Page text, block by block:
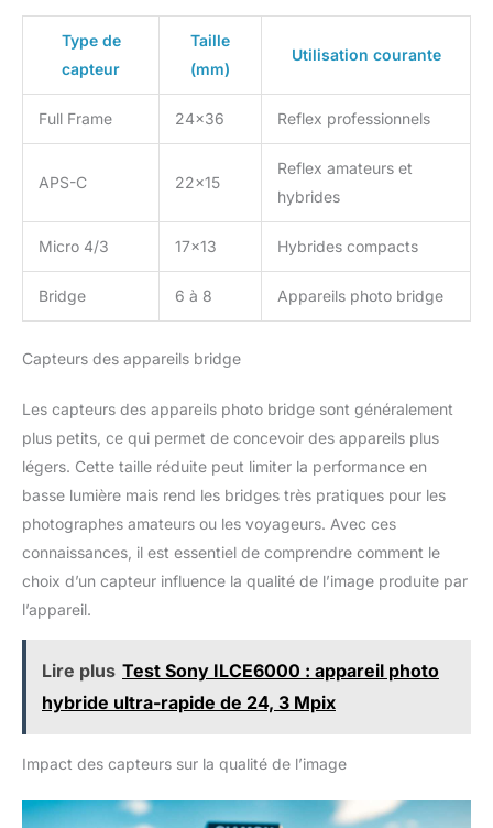
Type de
capteur
Taille
(mm)
Utilisation courante
Full Frame 24×36 Reflex professionnels
APS-C 22×15
Reflex amateurs et
hybrides
Micro 4/3 17×13 Hybrides compacts
Bridge 6 à 8 Appareils photo bridge
Capteurs des appareils bridge
Les capteurs des appareils photo bridge sont généralement
plus petits, ce qui permet de concevoir des appareils plus
légers. Cette taille réduite peut limiter la performance en
basse lumière mais rend les bridges très pratiques pour les
photographes amateurs ou les voyageurs. Avec ces
connaissances, il est essentiel de comprendre comment le
choix d’un capteur influence la qualité de l’image produite par
l’appareil.
Lire plus Test Sony ILCE6000 : appareil photo
hybride ultra-rapide de 24, 3 Mpix
Impact des capteurs sur la qualité de l’image